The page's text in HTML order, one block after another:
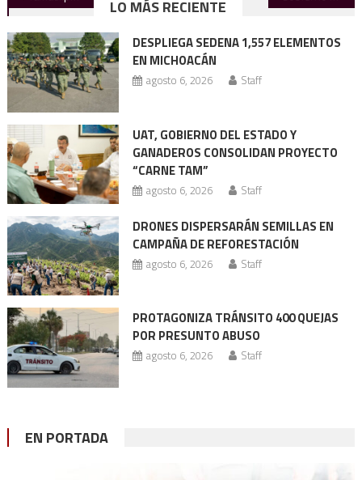
de
entradas
LO MÁS RECIENTE
DESPLIEGA SEDENA 1,557 ELEMENTOS
EN MICHOACÁN
agosto 6, 2026 Staff
UAT, GOBIERNO DEL ESTADO Y
GANADEROS CONSOLIDAN PROYECTO
“CARNE TAM”
agosto 6, 2026 Staff
DRONES DISPERSARÁN SEMILLAS EN
CAMPAÑA DE REFORESTACIÓN
agosto 6, 2026 Staff
PROTAGONIZA TRÁNSITO 400 QUEJAS
POR PRESUNTO ABUSO
agosto 6, 2026 Staff
EN PORTADA